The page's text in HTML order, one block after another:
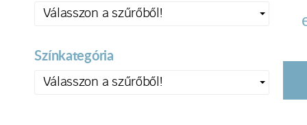
Válasszon a szűrőből!
Színkategória
Válasszon a szűrőből!